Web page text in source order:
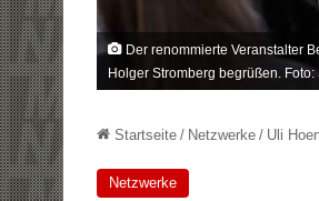
Der renommierte Veranstalter
Holger Stromberg begrüßen.
Startseite / Netzwerke / Uli
Netzwerke